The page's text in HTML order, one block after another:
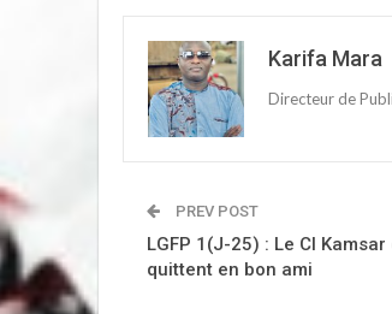
Karifa Mara
Directeur de
PREV POST
LGFP 1(J-25) : Le CI
quittent en bon ami